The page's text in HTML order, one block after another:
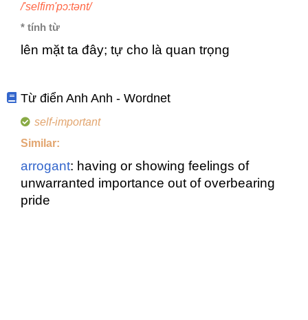
/'selfim'pɔ:tənt/
* tính từ
lên mặt ta đây; tự cho là quan trọng
Từ điển Anh Anh - Wordnet
self-important
Similar:
arrogant: having or showing feelings of
unwarranted importance out of overbearing
pride